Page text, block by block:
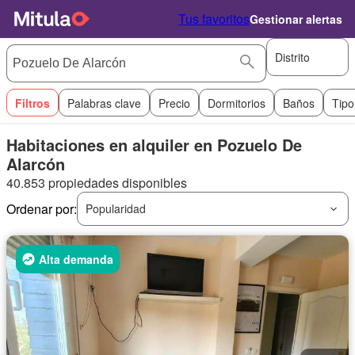
Tus favoritosGestionar alertas
Distrito
Filtros Palabras clave Precio Dormitorios Baños
Habitaciones en alquiler en Pozuelo De
Alarcón
40.853 propiedades disponibles
Ordenar por:
Popularidad
Alta demanda